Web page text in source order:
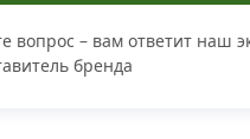
вопрос – вам ответит наш
бренда